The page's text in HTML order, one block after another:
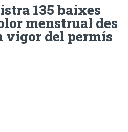
135 baixes
menstrual des
vigor del permís